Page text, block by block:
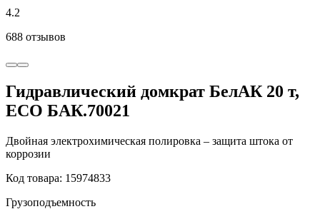
4.2
688 отзывов
Гидравлический домкрат БелАК 20 т,
ECO БАК.70021
Двойная электрохимическая полировка – защита штока от
коррозии
Код товара: 15974833
Грузоподъемность